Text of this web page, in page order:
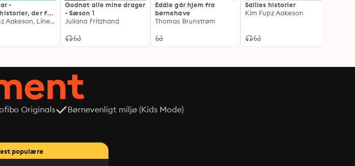
-
der får
smile i søvneKim Fupz Aakeson, Line Knutzon, Gitte Løkkegaard, Maren Uthaug, Anne-Marie Donslund, Andreas Nederland, Lars Daneskov, Hella Joof, Frederik Hansen, Jacob Riising, Thomas Brunstrøm, Jesper Roos Jacobsen, Nikolaj Stokholm, Glenn Ringtved, Frederik Michael Hansen, Andreas Riisberg Nederland
Godnat alle mine drager
- Sæson 1
Juliana Fritzhand
Eddie går hjem fra
børnehave
Thomas Brunstrøm
Sallies historier
Kim Fupz Aakeson
Originals
Børnevenligt miljø (Kids Mode)
populære